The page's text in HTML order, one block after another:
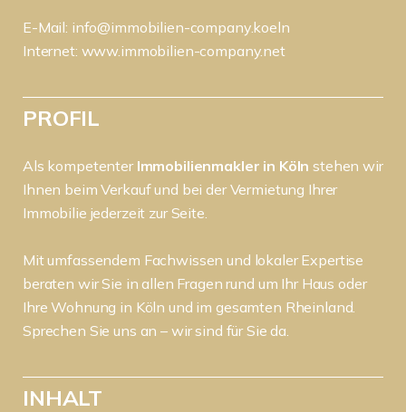
E-Mail: info@immobilien-company.koeln
Internet: www.immobilien-company.net
PROFIL
Als kompetenter Immobilienmakler in Kölnstehen wir
Ihnen beim Verkauf und bei der Vermietung Ihrer
Immobilie jederzeit zur Seite.
Mit umfassendem Fachwissen und lokaler Expertise
beraten wir Sie in allen Fragen rund um Ihr Haus oder
Ihre Wohnung in Köln und im gesamten Rheinland.
Sprechen Sie uns an – wir sind für Sie da.
INHALT